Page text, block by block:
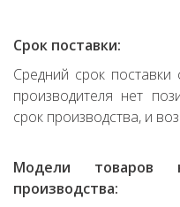
Срок поставки:
Средний срок поставки
производителя нет
срок производства, и
Модели
производства: